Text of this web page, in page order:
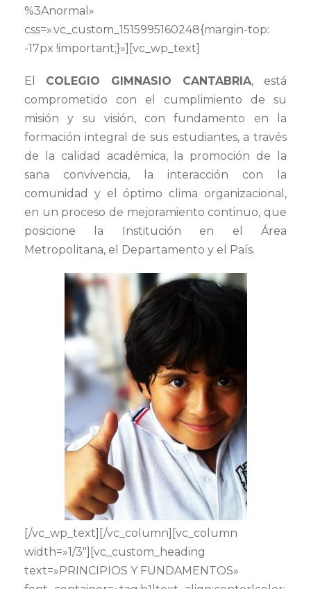
%3Anormal»
css=».vc_custom_1515995160248{margin-top:
-17px !important;}»][vc_wp_text]
El COLEGIO GIMNASIO CANTABRIA, está
comprometido con el cumplimiento de su
misión y su visión, con fundamento en la
formación integral de sus estudiantes, a través
de la calidad académica, la promoción de la
sana convivencia, la interacción con la
comunidad y el óptimo clima organizacional,
en un proceso de mejoramiento continuo, que
posicione la Institución en el Área
Metropolitana, el Departamento y el País.
[/vc_wp_text][/vc_column][vc_column
width=»1/3″][vc_custom_heading
text=»PRINCIPIOS Y FUNDAMENTOS»